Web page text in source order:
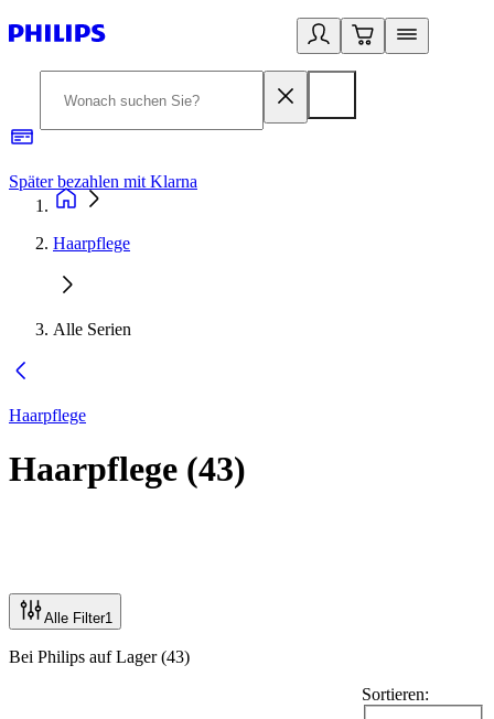
Später bezahlen mit Klarna
Haarpflege
Alle Serien
Haarpflege
Haarpflege (43)
Alle Filter1
Bei Philips auf Lager (43)
Sortieren: